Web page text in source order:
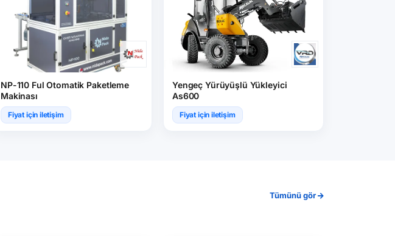
NP-110 Ful Otomatik Paketleme
Makinası
Fiyat için iletişim
Yengeç Yürüyüşlü Yükleyici
As600
Fiyat için iletişim
Tümünü gör